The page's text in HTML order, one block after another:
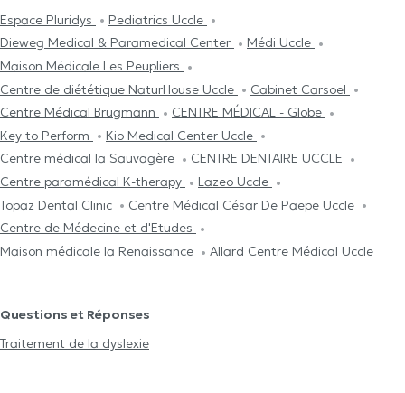
Espace Pluridys
Pediatrics Uccle
Dieweg Medical & Paramedical Center
Médi Uccle
Maison Médicale Les Peupliers
Centre de diététique NaturHouse Uccle
Cabinet Carsoel
Centre Médical Brugmann
CENTRE MÉDICAL - Globe
Key to Perform
Kio Medical Center Uccle
Centre médical la Sauvagère
CENTRE DENTAIRE UCCLE
Centre paramédical K-therapy
Lazeo Uccle
Topaz Dental Clinic
Centre Médical César De Paepe Uccle
Centre de Médecine et d'Etudes
Maison médicale la Renaissance
Allard Centre Médical Uccle
Questions et Réponses
Traitement de la dyslexie